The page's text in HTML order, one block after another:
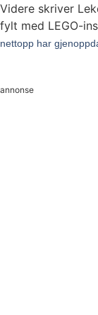
Videre skriver
fylt med LEGO-
nettopp har
annonse